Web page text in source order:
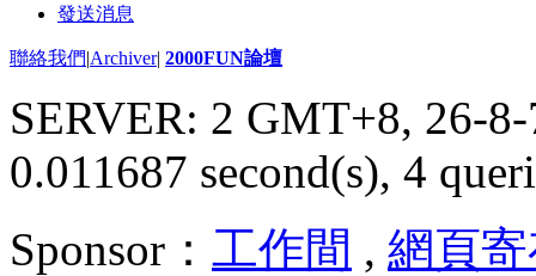
發送消息
聯絡我們|Archiver| 2000FUN論壇
SERVER: 2 GMT+8, 26-
0.011687 second(s), 4
Sponsor： 工作間 , 網頁